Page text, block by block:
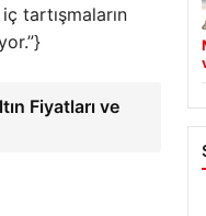
tartışmaların
Fiyatları ve